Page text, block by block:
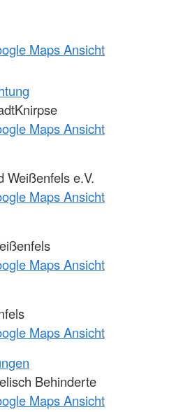
Maps Ansicht
Maps Ansicht
Weißenfels e.V.
Maps Ansicht
Maps Ansicht
Maps Ansicht
Behinderte
Maps Ansicht